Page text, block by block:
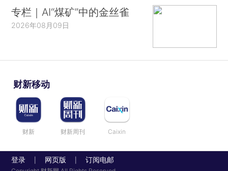
专栏｜AI“煤矿”中的金丝雀
2026年08月09日
财新移动
财新 财新周刊 Caixin
登录 网页版 订阅电邮